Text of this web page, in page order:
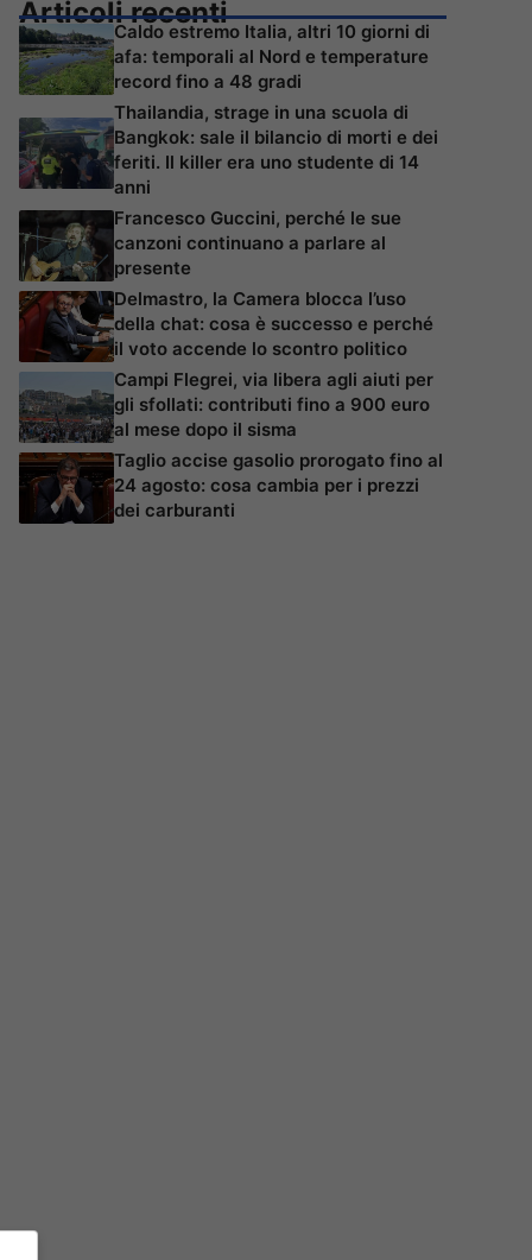
Articoli recenti
Caldo estremo Italia, altri 10 giorni di
afa: temporali al Nord e temperature
record fino a 48 gradi
Thailandia, strage in una scuola di
Bangkok: sale il bilancio di morti e dei
feriti. Il killer era uno studente di 14
anni
Francesco Guccini, perché le sue
canzoni continuano a parlare al
presente
Delmastro, la Camera blocca l’uso
della chat: cosa è successo e perché
il voto accende lo scontro politico
Campi Flegrei, via libera agli aiuti per
gli sfollati: contributi fino a 900 euro
al mese dopo il sisma
Taglio accise gasolio prorogato fino al
24 agosto: cosa cambia per i prezzi
dei carburanti